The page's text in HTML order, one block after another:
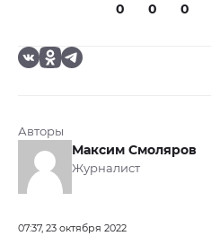
0 0 0
Авторы
Максим Смоляров
Журналист
07:37, 23 октября 2022